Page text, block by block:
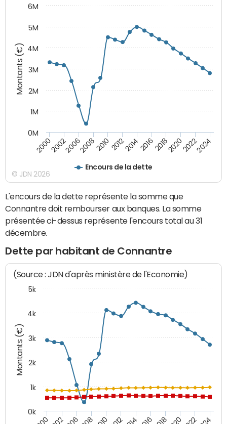
Montants (€)
Encours de la dette
20002002200620082010 2012201420162018202020222024
0M
1M
2M
3M
4M
5M
6M
© JDN 2026
L'encours de la dette représente la somme que
Connantre doit rembourser aux banques. La somme
présentée ci-dessus représente l'encours total au 31
décembre.
Dette par habitant de Connantre
Montants (€)
(Source : JDN d'après ministère de l'Economie)
0k
1k
2k
3k
4k
5k